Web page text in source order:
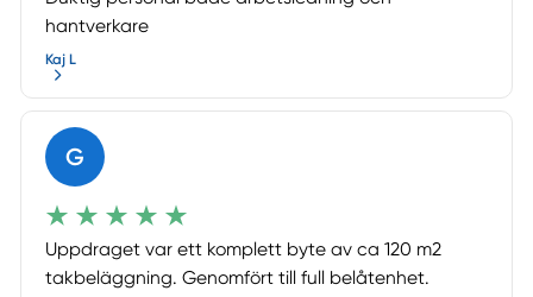
hantverkare
Kaj L
G
Uppdraget var ett komplett byte av ca 120 m2
takbeläggning. Genomfört till full belåtenhet.